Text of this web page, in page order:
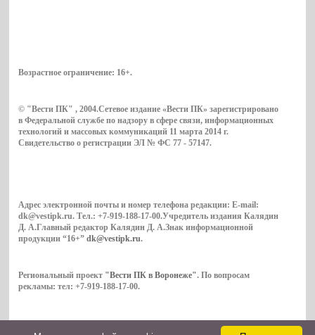
Возрастное ограничение: 16+.
© "Вести ПК" , 2004.Сетевое издание «Вести ПК» зарегистрировано
в Федеральной службе по надзору в сфере связи, информационных
технологий и массовых коммуникаций 11 марта 2014 г.
Свидетельство о регистрации ЭЛ № ФС 77 - 57147.
Адрес электронной почты и номер телефона редакции: E-mail:
dk@vestipk.ru. Тел.: +7-919-188-17-00.Учредитель издания Калядин
Д. А.Главный редактор Калядин Д. А.Знак информационной
продукции “16+”dk@vestipk.ru.
Региональный проект "Вести ПК в Воронеже". По вопросам
рекламы: тел: +7-919-188-17-00.